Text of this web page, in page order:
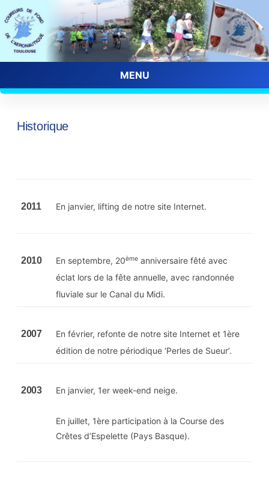
MENU
Skip
Historique
2011 En janvier, lifting de notre site Internet.
2010 En septembre, 20ème anniversaire fêté avec
éclat lors de la fête annuelle, avec randonnée
fluviale sur le Canal du Midi.
2007
En février, refonte de notre site Internet et 1ère
édition de notre périodique ‘Perles de Sueur’.
2003 En janvier, 1er week-end neige.
En juillet, 1ère participation à la Course des
Crêtes d’Espelette (Pays Basque).